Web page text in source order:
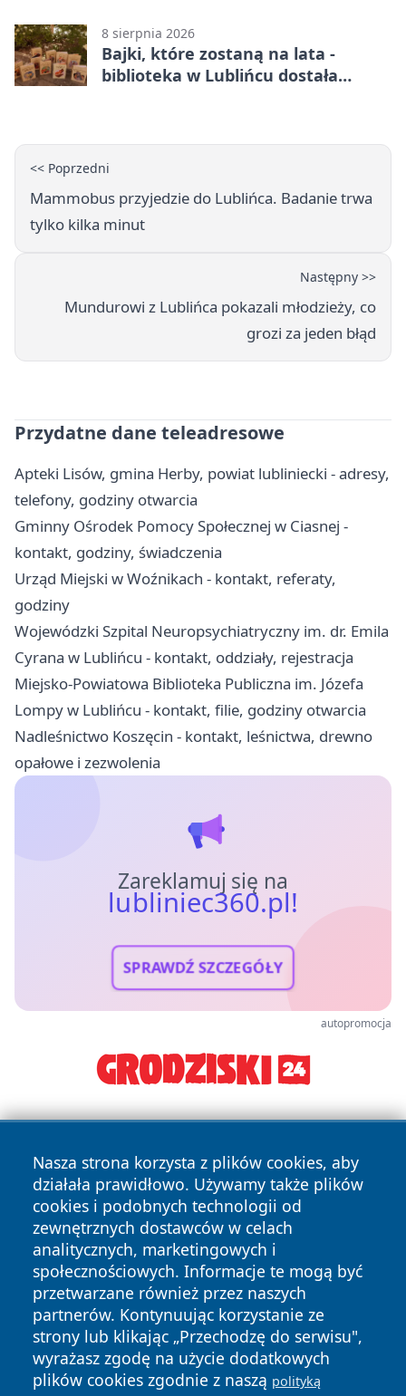
8 sierpnia 2026
Bajki, które zostaną na lata -
biblioteka w Lublińcu dostała
<< Poprzedni
Mammobus przyjedzie do Lublińca. Badanie trwa
tylko kilka minut
Następny >>
Mundurowi z Lublińca pokazali młodzieży, co
grozi za jeden błąd
Przydatne dane teleadresowe
Apteki Lisów, gmina Herby, powiat lubliniecki - adresy,
telefony, godziny otwarcia
Gminny Ośrodek Pomocy Społecznej w Ciasnej -
kontakt, godziny, świadczenia
Urząd Miejski w Woźnikach - kontakt, referaty,
godziny
Wojewódzki Szpital Neuropsychiatryczny im. dr. Emila
Cyrana w Lublińcu - kontakt, oddziały, rejestracja
Miejsko-Powiatowa Biblioteka Publiczna im. Józefa
Lompy w Lublińcu - kontakt, filie, godziny otwarcia
Nadleśnictwo Koszęcin - kontakt, leśnictwa, drewno
opałowe i zezwolenia
Zareklamuj się na
lubliniec360.pl!
SPRAWDŹ SZCZEGÓŁY
autopromocja
Nasza strona korzysta z plików cookies, aby
działała prawidłowo. Używamy także plików
cookies i podobnych technologii od
zewnętrznych dostawców w celach
analitycznych, marketingowych i
społecznościowych. Informacje te mogą być
przetwarzane również przez naszych
partnerów. Kontynuując korzystanie ze
strony lub klikając „Przechodzę do serwisu",
wyrażasz zgodę na użycie dodatkowych
plików cookies zgodnie z naszą polityką
Copyright © 2026 lubliniec360.pl Wszystkie prawa
zastrzeżone.
News Autorzy
Polityka
Prywatności
Polityka
Cookies